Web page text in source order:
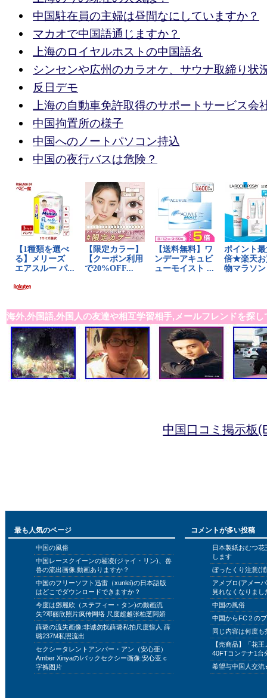
中国駐在員の主婦は昼間なにしていますか？
マカオで中国語通じますか？
上海のロイヤルホストの中国語名
シンセンや広州のカラオケ、サウナ取締り状
反日デモ
上海の自動車免許取得のサポートサービス会
中国拘置所の様子
中国へのノートパソコン持込
中国の夜行バスは危険？
海外,外国語,外国人の友達や相互学習相手,メールフレンドを探し
中国口コミ掲示板
最も人気のページ
中国の風俗
中国レースクイーンの翟凌(ジャイ・リン)、兽
兽の流出画像,動画ありますか？
中国のフリーソフト迅雷（xunlei)の日本語版
はどこでダウンロードできますか？
今度は鄧麗欣（ステフィー・タン)の動画流
失?邓丽欣照片疯传网络 尺度超越张柏芝阿娇
薛璐の流失画像:非诚勿扰薛璐私拍尺度惊人 薛
璐237M私照流出
セクシータレントアンバー・アン（安心亜）
Amber XinyaのIバックセクシー画像:安心亚 c
字裤图片
コメントが多い投稿
日本製紙おむつ
します
ぼったくり注意(
アメブロ(アメー
見れなくなりまし
中国の風俗
中国からFC２の
同じ内容は何度
【売商品】「花
40FTコンテナ1台
希望与中国人交